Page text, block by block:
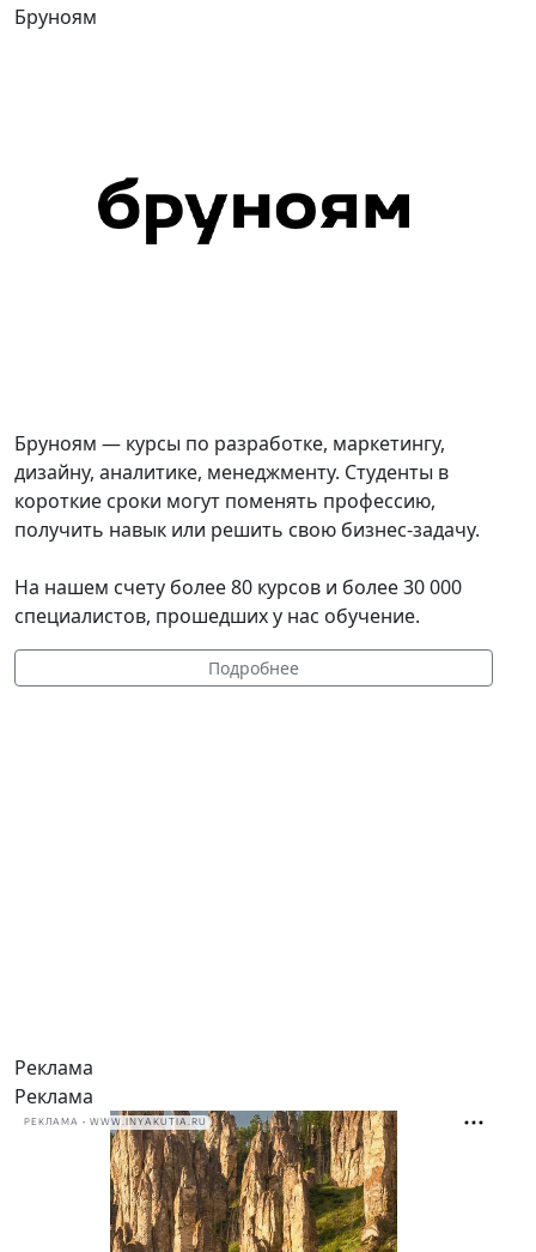
Бруноям
Бруноям — курсы по разработке, маркетингу,
дизайну, аналитике, менеджменту. Студенты в
короткие сроки могут поменять профессию,
получить навык или решить свою бизнес-задачу.
На нашем счету более 80 курсов и более 30 000
специалистов, прошедших у нас обучение.
Подробнее
Реклама
Реклама
РЕКЛАМА • WWW.INYAKUTIA.RU